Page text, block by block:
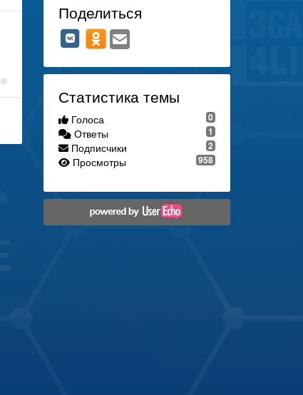
Поделиться
Статистика темы
0
Голоса
1
Ответы
2
Подписчики
958
Просмотры